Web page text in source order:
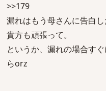
>>179
漏れはもう母さんに告白し
貴方も頑張って。
というか、漏れの場合す
らorz